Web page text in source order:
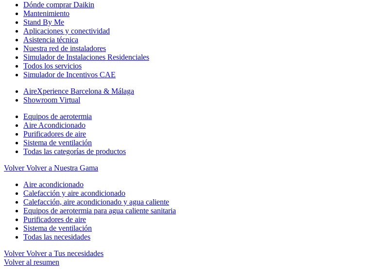
Dónde comprar Daikin
Mantenimiento
Stand By Me
Aplicaciones y conectividad
Asistencia técnica
Nuestra red de instaladores
Simulador de Instalaciones Residenciales
Todos los servicios
Simulador de Incentivos CAE
AireXperience Barcelona & Málaga
Showroom Virtual
Equipos de aerotermia
Aire Acondicionado
Purificadores de aire
Sistema de ventilación
Todas las categorías de productos
Volver Volver a Nuestra Gama
Aire acondicionado
Calefacción y aire acondicionado
Calefacción, aire acondicionado y agua caliente
Equipos de aerotermia para agua caliente sanitaria
Purificadores de aire
Sistema de ventilación
Todas las necesidades
Volver Volver a Tus necesidades
Volver al resumen